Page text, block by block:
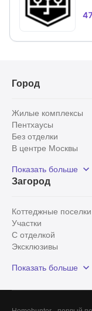
Город
Жилые комплексы
Пентхаусы
Без отделки
В центре Москвы
Рядом с парком
С панорамными
Показать больше
Загород
Коттеджные поселки
Участки
С отделкой
Эксклюзивы
Красногорский район
Показать больше